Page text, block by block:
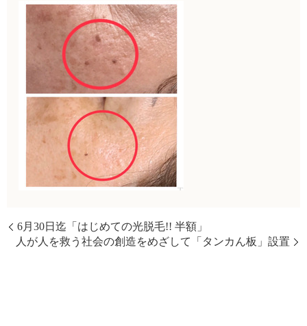
6月30日迄「はじめての光脱毛!! 半額」
人が人を救う社会の創造をめざして「タンカん板」設置